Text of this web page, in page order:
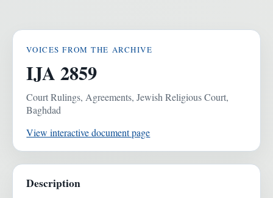
VOICES FROM THE ARCHIVE
IJA 2859
Court Rulings, Agreements, Jewish Religious Court,
Baghdad
View interactive document page
Description